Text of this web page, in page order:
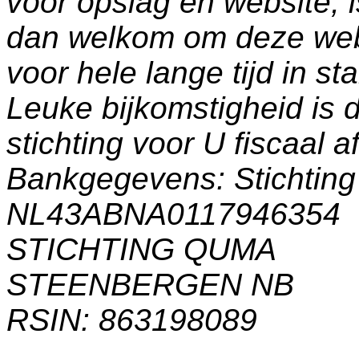
dan welkom om deze
voor hele lange tijd in
Leuke bijkomstigheid is
stichting voor U fiscaal
Bankgegevens:
NL43ABNA0117946354
STICHTING QUMA
STEENBERGEN NB
RSIN: 863198089